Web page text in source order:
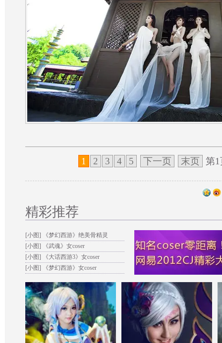
1 2 3 4 5 下一页 末页 第
精彩推荐
[小图]
《梦幻西游》绝美骨精灵
[小图]
《武魂》女coser
[小图]
《大话西游3》女coser
[小图]
《梦幻西游》女coser